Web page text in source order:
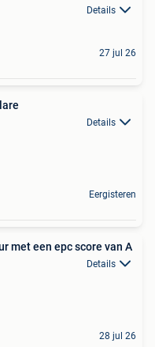
Details
27 jul 26
Details
Eergisteren
met een epc score van A
Details
28 jul 26